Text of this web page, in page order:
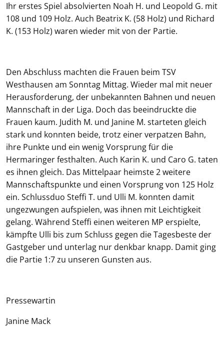
Ihr erstes Spiel absolvierten Noah H. und Leopold G. mit
108 und 109 Holz. Auch Beatrix K. (58 Holz) und Richard
K. (153 Holz) waren wieder mit von der Partie.
Den Abschluss machten die Frauen beim TSV
Westhausen am Sonntag Mittag. Wieder mal mit neuer
Herausforderung, der unbekannten Bahnen und neuen
Mannschaft in der Liga. Doch das beeindruckte die
Frauen kaum. Judith M. und Janine M. starteten gleich
stark und konnten beide, trotz einer verpatzen Bahn,
ihre Punkte und ein wenig Vorsprung für die
Hermaringer festhalten. Auch Karin K. und Caro G. taten
es ihnen gleich. Das Mittelpaar heimste 2 weitere
Mannschaftspunkte und einen Vorsprung von 125 Holz
ein. Schlussduo Steffi T. und Ulli M. konnten damit
ungezwungen aufspielen, was ihnen mit Leichtigkeit
gelang. Während Steffi einen weiteren MP erspielte,
kämpfte Ulli bis zum Schluss gegen die Tagesbeste der
Gastgeber und unterlag nur denkbar knapp. Damit ging
die Partie 1:7 zu unseren Gunsten aus.
Pressewartin
Janine Mack